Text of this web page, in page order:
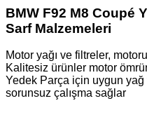
BMW F92 M8 Coupé
Sarf Malzemeleri
Motor yağı ve filtreler,
Kalitesiz ürünler motor
Yedek Parça için uygun yağ
sorunsuz çalışma sağlar ️